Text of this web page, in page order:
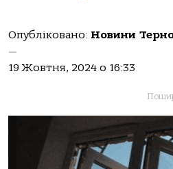
Опубліковано: Новини
—
19 Жовтня, 2024 о 16:33